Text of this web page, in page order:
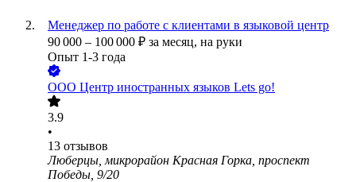
Менеджер по работе с клиентами в языковой центр
90 000 – 100 000 ₽ за месяц, на руки
Опыт 1-3 года
ООО Центр иностранных языков Lets go!
3.9
•
13 отзывов
Люберцы, микрорайон Красная Горка, проспект
Победы, 9/20